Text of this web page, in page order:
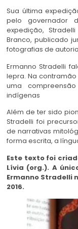
Sua última
pelo governador
expedição,
Branco, publicado
fotografias de
Ermanno Stradelli
lepra. Na
uma
indígenas
Além de ter sido
Stradelli foi
de narrativas
forma escrita, a
Este texto foi
Lívia (org.). A
Ermanno Stradelli
2016.